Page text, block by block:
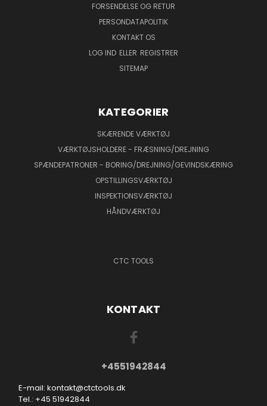
FORSENDELSE OG RETUR
PERSONDATAPOLITIK
KONTAKT OS
LOG IND ELLER REGISTRER
SITEMAP
KATEGORIER
SKÆRENDE VÆRKTØJ
VÆRKTØJSHOLDERE - FRÆSNING/DREJNING
SPÆNDEPATRONER - BORING/DREJNING/GEVINDSKÆRING
OPSTILLINGSVÆRKTØJ
INSPEKTIONSVÆRKTØJ
HÅNDVÆRKTØJ
CTC TOOLS
KONTAKT
+4551942844
E-mail: kontakt@ctctools.dk
Tel.: +45 51942844